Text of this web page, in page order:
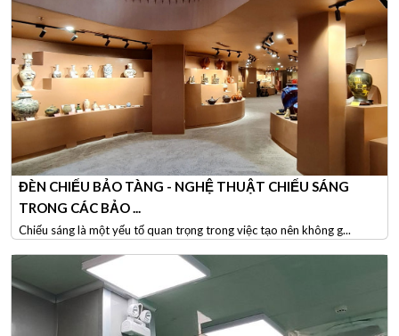
ĐÈN CHIẾU BẢO TÀNG - NGHỆ THUẬT CHIẾU SÁNG
TRONG CÁC BẢO ...
Chiếu sáng là một yếu tố quan trọng trong việc tạo nên không g...